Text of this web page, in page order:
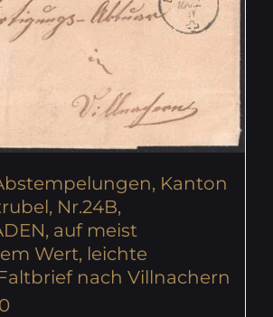
Kanton
Nr.24B,
auf meist
Wert, leichte
nach Villnachern